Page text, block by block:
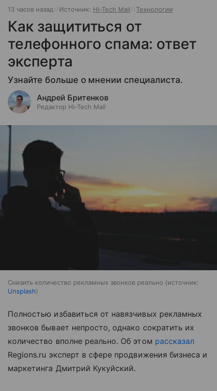
13 часов назад Источник: Hi-Tech Mail Технологии
Как защититься от
телефонного спама: ответ
эксперта
Узнайте больше о мнении специалиста.
Андрей Бритенков
Редактор Hi-Tech Mail
Снизить количество рекламных звонков реально
источник:
Unsplash
Полностью избавиться от навязчивых рекламных
звонков бывает непросто, однако сократить их
количество вполне реально. Об этом рассказал
Regions.ru эксперт в сфере продвижения бизнеса и
маркетинга Дмитрий Кукуйский.